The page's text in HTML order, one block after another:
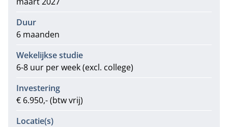
Duur
6 maanden
Wekelijkse studie
6-8 uur per week (excl. college)
Investering
€ 6.950,- (btw vrij)
Locatie(s)